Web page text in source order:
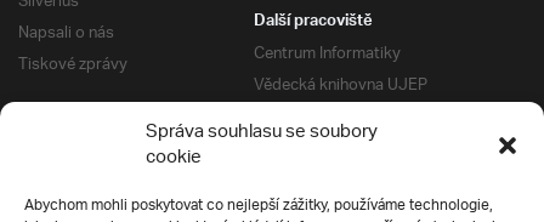
Správa souhlasu se soubory
cookie
Abychom mohli poskytovat co nejlepší zážitky, používáme technologie,
Napsali o nás
Tiskové zprávy
Další pracoviště
Centrum Informatiky
Vědecká knihovna UJEP
Správa kolejí a menz
Univerzitní centrum podpory
Silverius